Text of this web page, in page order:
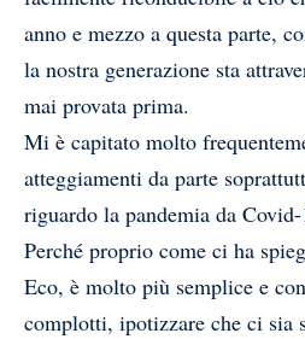
anno e mezzo a questa parte,
la nostra generazione sta
mai provata prima.
Mi è capitato molto
atteggiamenti da parte
riguardo la pandemia da Covid-
Perché proprio come ci ha
Eco, è molto più semplice e
complotti, ipotizzare che ci sia